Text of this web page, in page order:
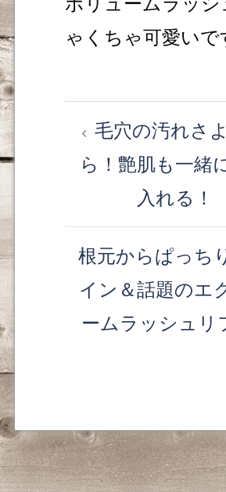
ゃくちゃ可愛いで
投
稿
ビ
ゲ
ー
毛穴の汚れさ
ら！艶肌も一緒
入れる！
根元からぱっち
イン＆話題のエ
ームラッシュリ